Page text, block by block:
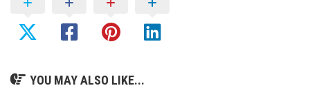
YOU MAY ALSO LIKE...